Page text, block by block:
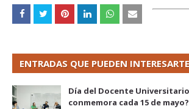
ENTRADAS QUE PUEDEN INTERESARTE
Día del Docente
conmemora cada 15 de mayo?